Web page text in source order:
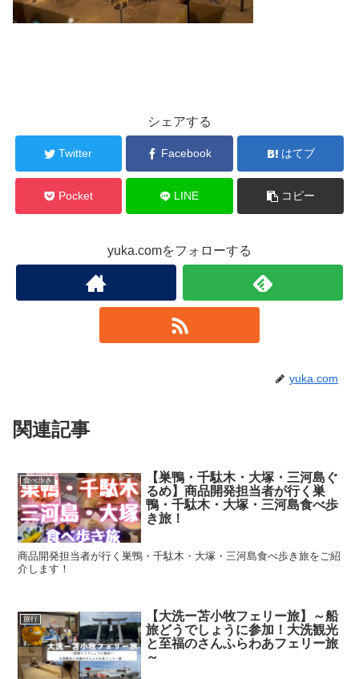
シェアする
Twitter Facebook はてブ
Pocket LINE コピー
yuka.comをフォローする
yuka.com
関連記事
食べ歩き
【巣鴨・千駄木・大塚・三河島ぐ
るめ】商品開発担当者が行く巣
鴨・千駄木・大塚・三河島食べ歩
き旅！
商品開発担当者が行く巣鴨・千駄木・大塚・三河島食べ歩き旅をご紹
介します！
旅行
【大洗ー苫小牧フェリー旅】～船
旅どうでしょうに参加！大洗観光
と至福のさんふらわあフェリー旅
～